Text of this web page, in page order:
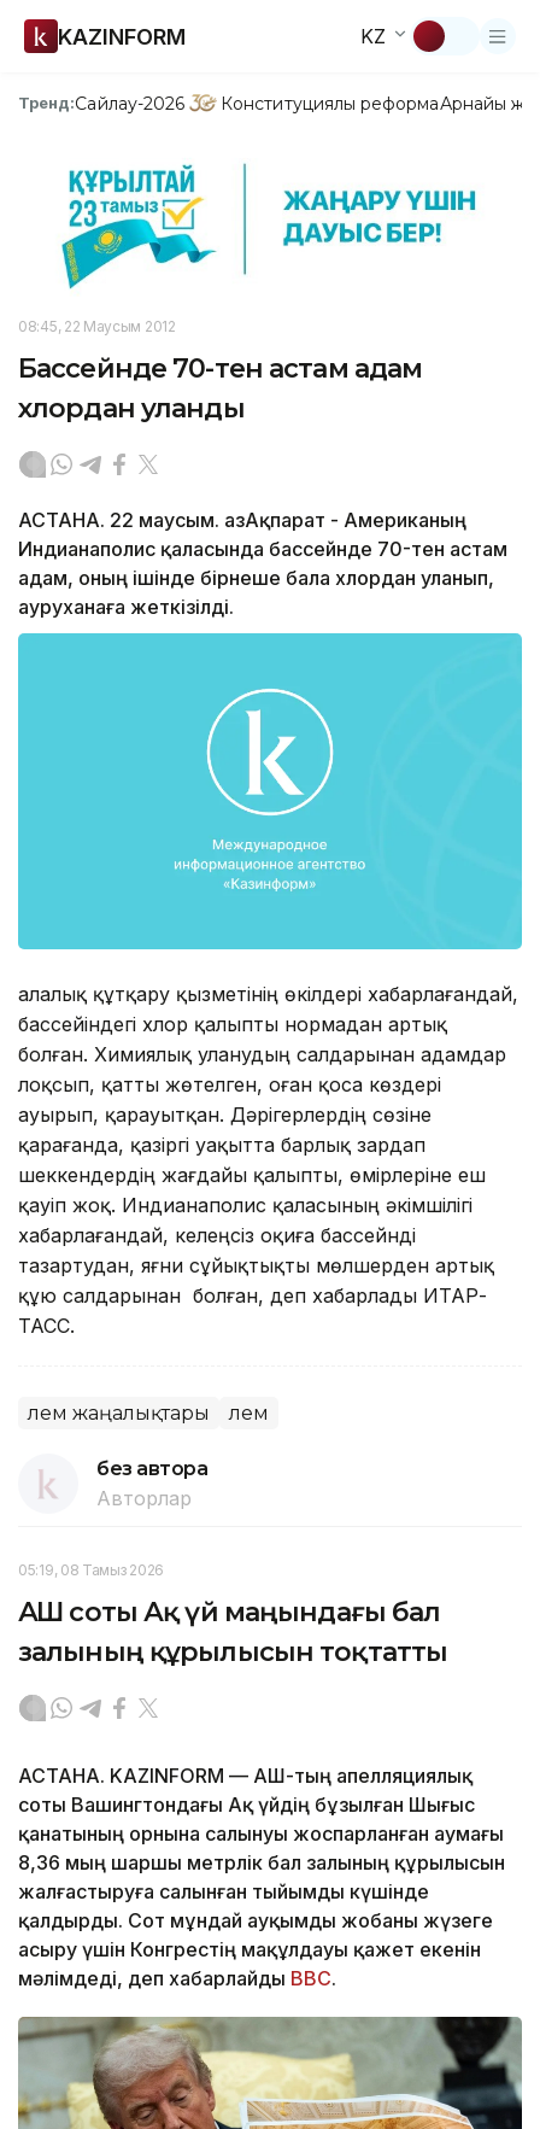
KAZINFORM KZ
Тренд:Сайлау-2026 Конституциялық реформаАрнайы
08:45, 22 Маусым 2012
Бассейнде 70-тен астам адам
хлордан уланды
АСТАНА. 22 маусым. ҚазАқпарат - Американың
Индианаполис қаласында бассейнде 70-тен астам
адам, оның ішінде бірнеше бала хлордан уланып,
ауруханаға жеткізілді.
Қалалық құтқару қызметінің өкілдері хабарлағандай,
бассейіндегі хлор қалыпты нормадан артық
болған. Химиялық уланудың салдарынан адамдар
лоқсып, қатты жөтелген, оған қоса көздері
ауырып, қарауытқан. Дәрігерлердің сөзіне
қарағанда, қазіргі уақытта барлық зардап
шеккендердің жағдайы қалыпты, өмірлеріне еш
қауіп жоқ. Индианаполис қаласының әкімшілігі
хабарлағандай, келеңсіз оқиға бассейнді
тазартудан, яғни сұйықтықты мөлшерден артық
құю салдарынан болған, деп хабарлады ИТАР-
ТАСС.
Әлем жаңалықтары Әлем
без автора
Авторлар
05:19, 08 Тамыз 2026
АҚШ соты Ақ үй маңындағы бал
залының құрылысын тоқтатты
АСТАНА. KAZINFORM — АҚШ-тың апелляциялық
соты Вашингтондағы Ақ үйдің бұзылған Шығыс
қанатының орнына салынуы жоспарланған аумағы
8,36 мың шаршы метрлік бал залының құрылысын
жалғастыруға салынған тыйымды күшінде
қалдырды. Сот мұндай ауқымды жобаны жүзеге
асыру үшін Конгрестің мақұлдауы қажет екенін
мәлімдеді, деп хабарлайды BBC.